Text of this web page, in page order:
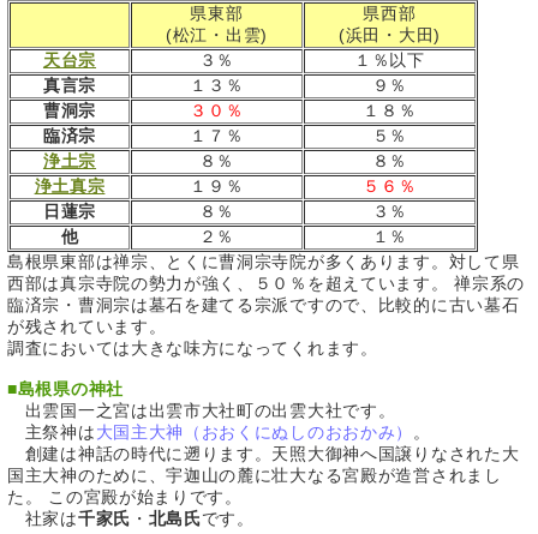
県東部
(松江・出雲)
県西部
(浜田・大田)
天台宗
３％
１％以下
真言宗
１３％
９％
曹洞宗
３０％
１８％
臨済宗
１７％
５％
浄土宗
８％
８％
浄土真宗
１９％
５６％
日蓮宗
８％
３％
他
２％
１％
島根県東部は禅宗、とくに曹洞宗寺院が多くあります。対して県
西部は真宗寺院の勢力が強く、５０％を超えています。 禅宗系の
臨済宗・曹洞宗は墓石を建てる宗派ですので、比較的に古い墓石
が残されています。
調査においては大きな味方になってくれます。
■島根県の神社
出雲国一之宮は出雲市大社町の出雲大社です。
主祭神は大国主大神（おおくにぬしのおおかみ）
。
創建は神話の時代に遡ります。天照大御神へ国譲りなされた大
国主大神のために、宇迦山の麓に壮大なる宮殿が造営されまし
た。 この宮殿が始まりです。
社家は千家氏 ・ 北島氏です。